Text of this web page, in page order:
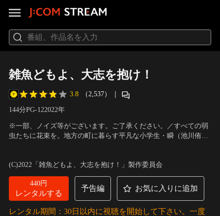
雑魚どもよ、大志を抱け！
3.8 （2,537） ｜
144分PG-122022年
※一部、ノイズ等がございます。ご了承ください。／すべての弱
虫たちに花束を。地方の町に暮らす平凡な小学生・瞬（池川侑希
いるのは、仲間たちととにかく楽しく遊んでいたいだけなの
に……。
(C)2022「雑魚どもよ、大志を抱け！」製作委員会
440円
レンタルする
予告編 お気に入りに追加
レンタル期間：30日以内に視聴を開始して下さい。一度